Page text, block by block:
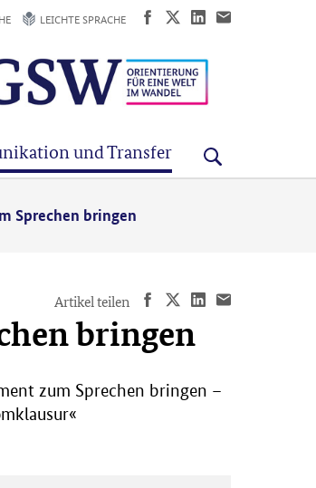
und Transfer
LEICHTE SPRACHE
Sprechen bringen
Artikel teilen
bringen
zum Sprechen bringen –